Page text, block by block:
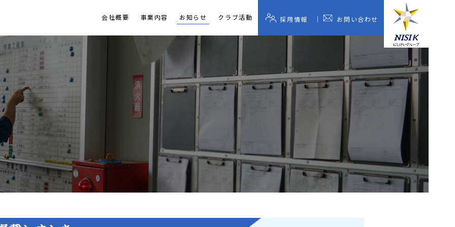
会社概要 事業内容 お知らせ クラブ活動 採用情報 お問い合わせ